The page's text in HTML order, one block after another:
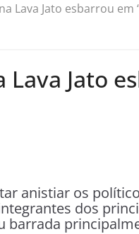
Lava Jato esbarrou em
Jato
anistiar os
dos
barrada